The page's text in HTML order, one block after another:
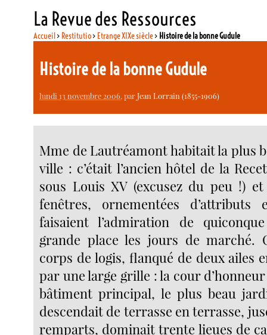
La Revue des Ressources
Accueil> Restitutio> Etrange XIXe siècle> Histoire de la bonne Gudule
Histoire de la bonne Gudule
lundi 13 novembre 2006, parJean Lorrain (1855-1906)
Mme de Lautréamont habitait la plus
ville : c’était l’ancien hôtel de la
sous Louis XV (excusez du peu !)
fenêtres, ornementées d’attributs
faisaient l’admiration de
grande place les jours de marché.
corps de logis, flanqué de deux ailes
par une large grille : la cour
bâtiment principal, le plus beau
descendait de terrasse en terrasse,
remparts, dominait trente lieues de